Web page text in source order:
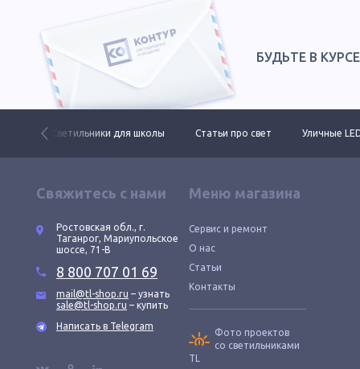
БУДЬТЕ В
Светильники для школы Статьи про свет Уличные
Свяжитесь с нами
Ростовская обл., г.
Таганрог, Мариупольское
шоссе, 71-В
8 800 707 01 69
mail@tl-shop.ru – узнать
sale@tl-shop.ru – купить
Написать в Telegram
Меню магазина
Сервис и ремонт
О нас
Статьи
Контакты
Фото проектов
со светильниками
TL